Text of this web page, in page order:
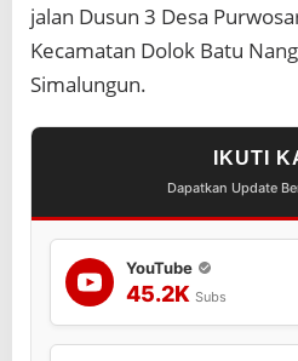
jalan Dusun 3 Desa
Kecamatan Dolok Batu
Simalungun.
IKUTI
Dapatkan Update
YouTube
45.2K Subs